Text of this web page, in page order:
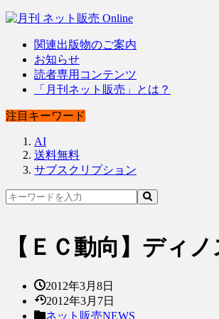
関連出版物のご案内
お知らせ
読者専用コンテンツ
「月刊ネット販売」とは？
注目キーワード
AI
送料無料
サブスクリプション
【ＥＣ動向】ディ
2012年3月8日
2012年3月7日
ネット販売NEWS